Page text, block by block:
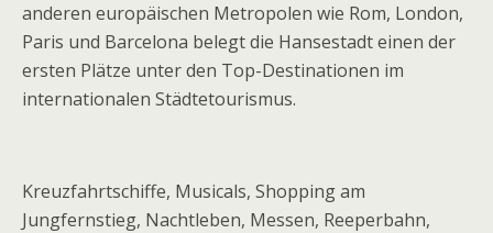
anderen europäischen Metropolen wie Rom, London,
Paris und Barcelona belegt die Hansestadt einen der
ersten Plätze unter den Top-Destinationen im
internationalen Städtetourismus.
Kreuzfahrtschiffe, Musicals, Shopping am
Jungfernstieg, Nachtleben, Messen, Reeperbahn,